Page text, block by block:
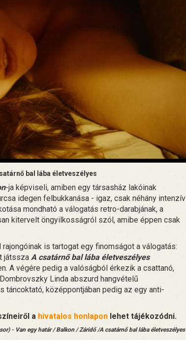
bal lába életveszélyes
-ja képviseli, amiben egy társasház lakóinak
idegen felbukkanása - igaz, csak néhány intenzív
mondható a válogatás retro-darabjának, a
kitervelt öngyilkosságról szól, amibe éppen csak
is tartogat egy finomságot a válogatás:
játssza A csatárnő bal lába életveszélyes
A végére pedig a valóságból érkezik a csattanó,
Dombrovszky Linda abszurd hangvételű
táncoktató, középpontjában pedig az egy anti-
a hivatalos honlapon lehet tájékozódni.
- Van egy határ / Balkon / Záridő /A csatárnő bal lába életveszélyes